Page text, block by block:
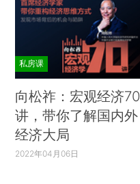
私房课
向松祚：宏观经济70
讲，带你了解国内外
经济大局
2022年04月06日